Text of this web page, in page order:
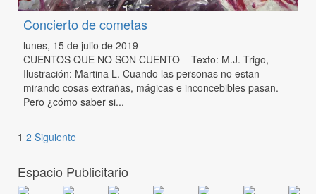
Concierto de cometas
lunes, 15 de julio de 2019
CUENTOS QUE NO SON CUENTO – Texto: M.J. Trigo,
Ilustración: Martina L. Cuando las personas no estan
mirando cosas extrañas, mágicas e inconcebibles pasan.
Pero ¿cómo saber si...
1 2 Siguiente
Espacio Publicitario